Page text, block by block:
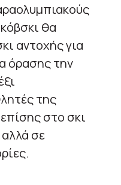
θα
αντοχής για
όρασης την
της
στο σκι
σε